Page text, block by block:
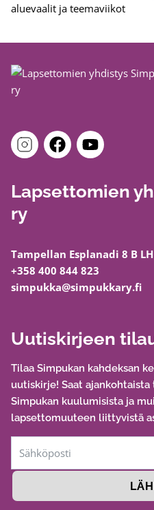
aluevaalit ja teemaviikot
Lapsettomien
ry
Tampellan Esplanadi 8 B
+358 400 844 823
simpukka@simpukkary.fi
Uutiskirjeen
Tilaa Simpukan kahdeksan
uutiskirje! Saat
Simpukan kuulumisista ja
lapsettomuuteen liittyvistä